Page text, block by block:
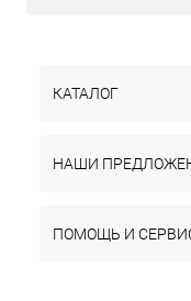
КАТАЛОГ
НАШИ
ПОМОЩЬ И